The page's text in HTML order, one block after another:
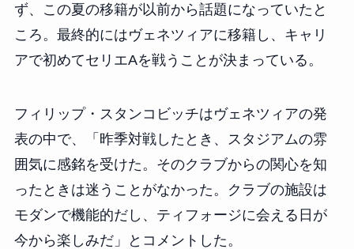
ず、この夏の移籍が以前から話題になっていたと
ころ。最終的にはヴェネツィアに移籍し、キャリ
アで初めてセリエAを戦うことが決まっている。
フィリップ・スタンコビッチはヴェネツィアの発
表の中で、「昨季対戦したとき、スタジアムの雰
囲気に感銘を受けた。そのクラブからの関心を知
ったときは迷うことがなかった。クラブの施設は
モダンで機能的だし、ティフォージに会える日が
今から楽しみだ」とコメントした。